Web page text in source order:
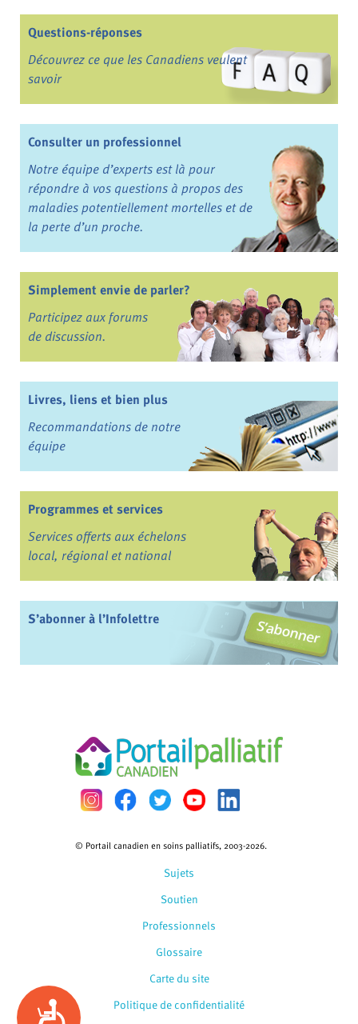
Accessibility
Questions-réponses
Découvrez ce que les Canadiens veulent
savoir
Consulter un professionnel
Notre équipe d’experts est là pour
répondre à vos questions à propos des
maladies potentiellement mortelles et de
la perte d’un proche.
Simplement envie de parler?
Participez aux forums
de discussion.
Livres, liens et bien plus
Recommandations de notre
équipe
Programmes et services
Services offerts aux échelons
local, régional et national
S’abonner à l’Infolettre
Sujets
Soutien
Professionnels
Glossaire
© Portail canadien en soins palliatifs, 2003-2026.
Carte du site
Politique de confidentialité